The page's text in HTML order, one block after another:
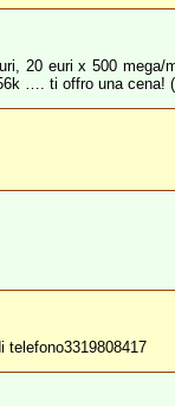
20 euri x 500 mega/
…. ti offro una cena!